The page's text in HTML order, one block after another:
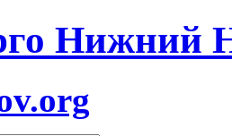
Нижний